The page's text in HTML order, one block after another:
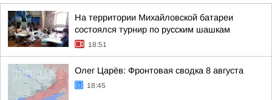
На территории Михайловской батареи
состоялся турнир по русским шашкам
18:51
Олег Царёв: Фронтовая сводка 8 августа
18:45